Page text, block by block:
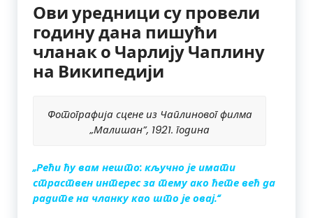
Ови уредници су провели
годину дана пишући
чланак о Чарлију Чаплину
на Википедији
Фотографија сцене из Чаплиновог филма
„Малишан”, 1921. година
„Рећи ћу вам нешто: кључно је имати
страствен интерес за тему ако ћете већ да
радите на чланку као што је овај.“